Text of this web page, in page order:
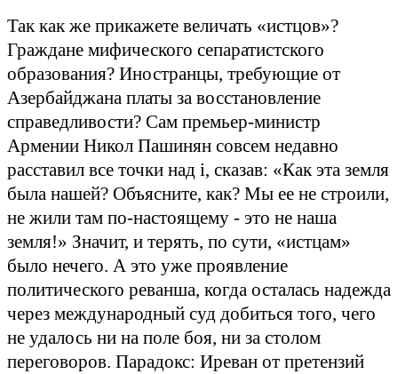
Так как же прикажете величать «истцов»?
Граждане мифического сепаратистского
образования? Иностранцы, требующие от
Азербайджана платы за восстановление
справедливости? Сам премьер-министр
Армении Никол Пашинян совсем недавно
расставил все точки над i, сказав: «Как эта земля
была нашей? Объясните, как? Мы ее не строили,
не жили там по-настоящему - это не наша
земля!» Значит, и терять, по сути, «истцам»
было нечего. А это уже проявление
политического реванша, когда осталась надежда
через международный суд добиться того, чего
не удалось ни на поле боя, ни за столом
переговоров. Парадокс: Иреван от претензий